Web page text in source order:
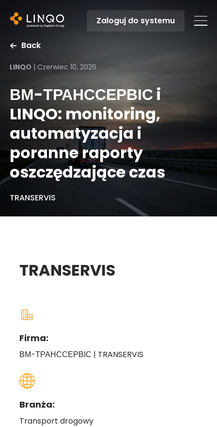
Zaloguj do systemu
Back
LINQO | Czerwiec 10, 2026
ВМ-ТРАНССЕРВІС i
LINQO: monitoring,
automatyzacja i
poranne raporty
oszczędzające czas
TRANSERVIS
TRANSERVIS
Firma:
ВМ-ТРАНССЕРВІС | TRANSERVIS
Branża:
Transport drogowy